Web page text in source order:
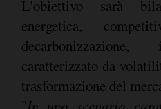
L'obiettivo sarà
energetica,
caratterizzato da
trasformazione del